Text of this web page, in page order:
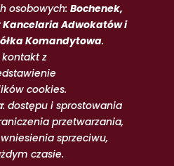
osobowych: Bochenek,
Adwokatów i
Komandytowa.
z
cookies.
dostępu i sprostowania
przetwarzania,
sprzeciwu,
czasie.